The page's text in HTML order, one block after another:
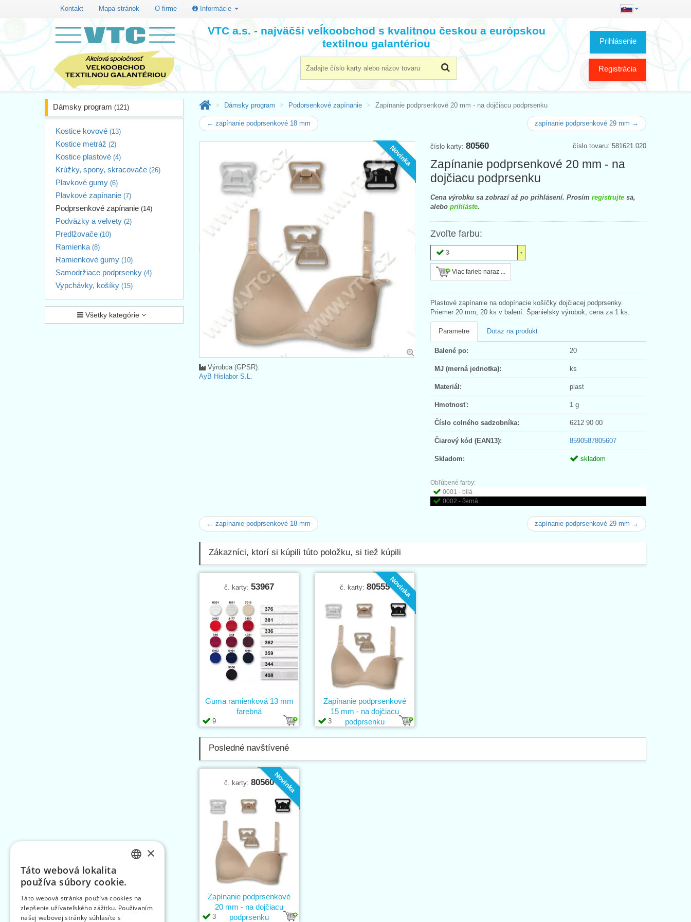
Kontakt Mapa stránok O firme Informácie
Prihlásenie
Registrácia
VTC a.s. - najväčší veĺkoobchod s kvalitnou českou a európskou
textilnou galantériou
Dámsky program (121)
Kostice kovové (13)
Kostice metráž (2)
Kostice plastové (4)
Krúžky, spony, skracovače (26)
Plavkové gumy (6)
Plavkové zapínanie (7)
Podprsenkové zapínanie (14)
Podväzky a velvety (2)
Predlžovače (10)
Ramienka (8)
Ramienkové gumy (10)
Samodržiace podprsenky (4)
Vypchávky, košíky (15)
Všetky kategórie
Dámsky program Podprsenkové zapínanie Zapínanie podprsenkové 20 mm - na dojčiacu podprsenku
← zapínanie podprsenkové 18 mm zapínanie podprsenkové 29 mm →
Novinka číslo tovaru: 581621.020
číslo karty: 80560
Zapínanie podprsenkové 20 mm - na
dojčiacu podprsenku
Cena výrobku sa zobrazí až po prihlásení. Prosím registrujte sa,
alebo prihláste.
Zvoľte farbu:
3
Viac farieb naraz ...
Plastové zapínanie na odopínacie košíčky dojčiacej podprsenky.
Priemer 20 mm, 20 ks v balení. Španielsky výrobok, cena za 1 ks.
Parametre Dotaz na produkt
Balené po: 20
MJ (merná jednotka): ks
Materiál: plast
Hmotnosť: 1 g
Číslo colného sadzobníka: 6212 90 00
Čiarový kód (EAN13): 8590587805607
Skladom: skladom
Obľúbené farby:
0001 - bílá
0002 - černá
Výrobca (GPSR):
AyB Hislabor S.L.
← zapínanie podprsenkové 18 mm zapínanie podprsenkové 29 mm →
Zákazníci, ktorí si kúpili túto položku, si tiež kúpili
č. karty: 53967
9
Guma ramienková 13 mm
farebná
Novinka
č. karty: 80555
3
Zapínanie podprsenkové
15 mm - na dojčiacu
podprsenku
Posledné navštívené
Novinka
č. karty: 80560
3
Zapínanie podprsenkové
20 mm - na dojčiacu
podprsenku
ENGLISH
×
Táto webová lokalita
používa súbory cookie.
Táto webová stránka používa cookies na
zlepšenie užívateľského zážitku. Používaním
našej webovej stránky súhlasíte s